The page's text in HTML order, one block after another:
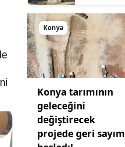
durum
açıklandı
Konya
Konya tarımının
geleceğini
değiştirecek
projede geri sayım